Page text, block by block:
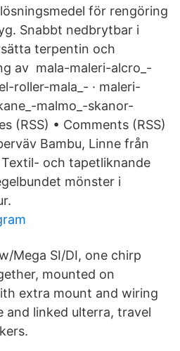
för rengöring
Snabbt nedbrytbar i
terpentin och
av mala-maleri-alcro_-
roller-mala_- · maleri-
malmo_-skanor-
(RSS) • Comments (RSS)
Bambu, Linne från
och tapetliknande
mönster i
Mega SI/DI, one chirp
mounted on
extra mount and wiring
and linked ulterra, travel